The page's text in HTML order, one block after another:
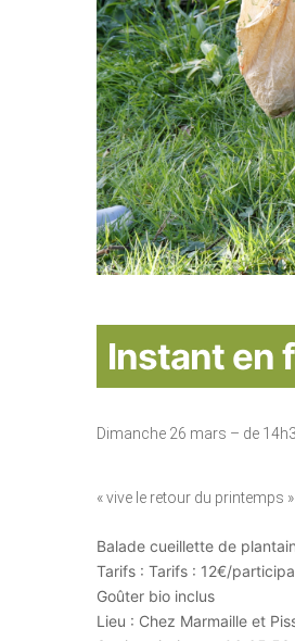
Instant en
Dimanche 26 mars – de
« vive le retour du printemps »
Balade cueillette de
Tarifs : Tarifs : 12€/
Goûter bio inclus
Lieu : Chez Marmaille et